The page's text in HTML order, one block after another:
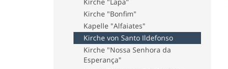
de Medicina da Universidade
do Porto"
Museum "História Natural" der
Universität von Porto
Museum "Engenheiro António
de Almeida"
Kirche "Bonfim"
Kapelle "Alfaiates"
Kirche von Santo Ildefonso
Kirche "Nossa Senhora da
Esperança"